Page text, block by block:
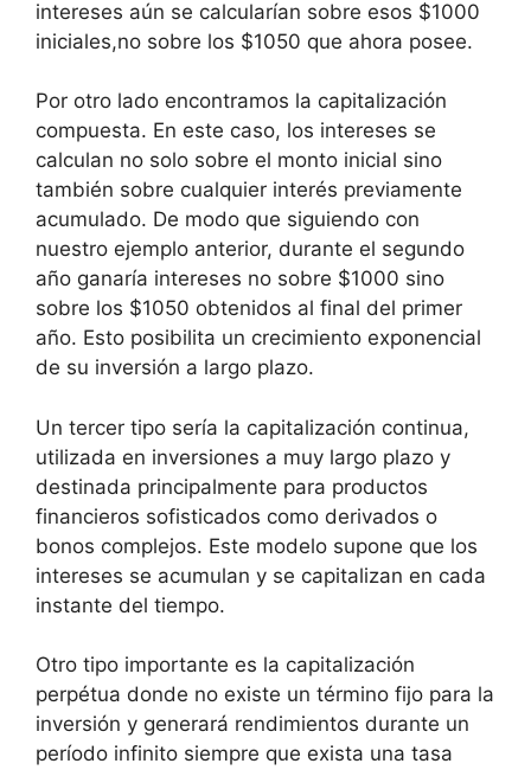
intereses aún se calcularían sobre esos $1000
iniciales,no sobre los $1050 que ahora posee.
Por otro lado encontramos la capitalización
compuesta. En este caso, los intereses se
calculan no solo sobre el monto inicial sino
también sobre cualquier interés previamente
acumulado. De modo que siguiendo con
nuestro ejemplo anterior, durante el segundo
año ganaría intereses no sobre $1000 sino
sobre los $1050 obtenidos al final del primer
año. Esto posibilita un crecimiento exponencial
de su inversión a largo plazo.
Un tercer tipo sería la capitalización continua,
utilizada en inversiones a muy largo plazo y
destinada principalmente para productos
financieros sofisticados como derivados o
bonos complejos. Este modelo supone que los
intereses se acumulan y se capitalizan en cada
instante del tiempo.
Otro tipo importante es la capitalización
perpétua donde no existe un término fijo para la
inversión y generará rendimientos durante un
período infinito siempre que exista una tasa